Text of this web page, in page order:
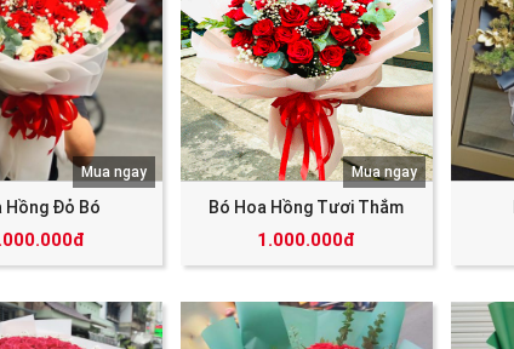
Hồng Đỏ Bó
Mua ngay
Bó Hoa Hồng Tươi Thắm
1.000.000đ
Mua ngay